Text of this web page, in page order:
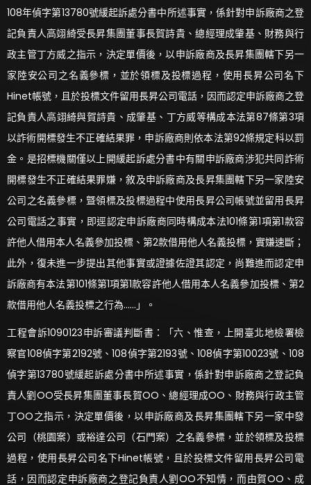
108年偵字第13780號緩起訴處分書中所述事實，係針對申訴廠商之登
記負責人高翊綺受長昇集團董事長賀詩貴、總經理成肇基、財務與行
政主管丁方威之指示，決定單價後，以申訴廠商及長昇集團轄下另一
家陸安公司之名義參標，並於領標及投標過程，使用長昇公司名下
Hinet帳號，且於投標文件留用長昇公司電話，因而認定申訴廠商之登
記負責人高翊綺與賀詩貴、成肇基、丁方威等構成本法第87條第3項
以詐術開標發生不正確結果罪，申訴廠商則依本法第92條規定科以罰
金。是招標機關僅以上開緩起訴處分書中有關申訴廠商涉犯共同詐術
開標發生不正確結果罪嫌，敘及申訴廠商及長昇集團轄下另一家陸安
公司之名義參標，曁領標及投標過程中使用長昇公司帳號並留用長昇
公司電話之事實，即逕認定申訴廠商同時構成本法101條第1項第1款容
許他人借用本人名義參加投標、第2款借用他人名義投標，實嫌速斷；
此外，復未進一步提出其他事實或證據佐證其認定，尚難進而認定申
訴廠商有本法第101條第1項第1款容許他人借用本人名義參加投標、第2
款借用他人名義投標之行為……」。
工程會訴1090123申訴審議判斷書：「六、惟查，上開臺北地檢署檢
察官108偵字第2192號、108偵字第2193號、108偵字第10023號、108
偵字第13780號緩起訴處分書中所述事實，係針對申訴廠商之登記負
責人劉OO受長昇集團董事長賀OO、總經理成OO、財務與行政主管
丁OO之指示，決定單價後，以申訴廠商及長昇集團轄下另一家中發
公司（桃園案）或裕達公司（石門案）之名義參標，並於領標及投標
過程，使用長昇公司名下Hinet帳號，且於投標文件留用長昇公司電
話，因而認定申訴廠商之登記負責人劉OO不知情，而由賀OO、成